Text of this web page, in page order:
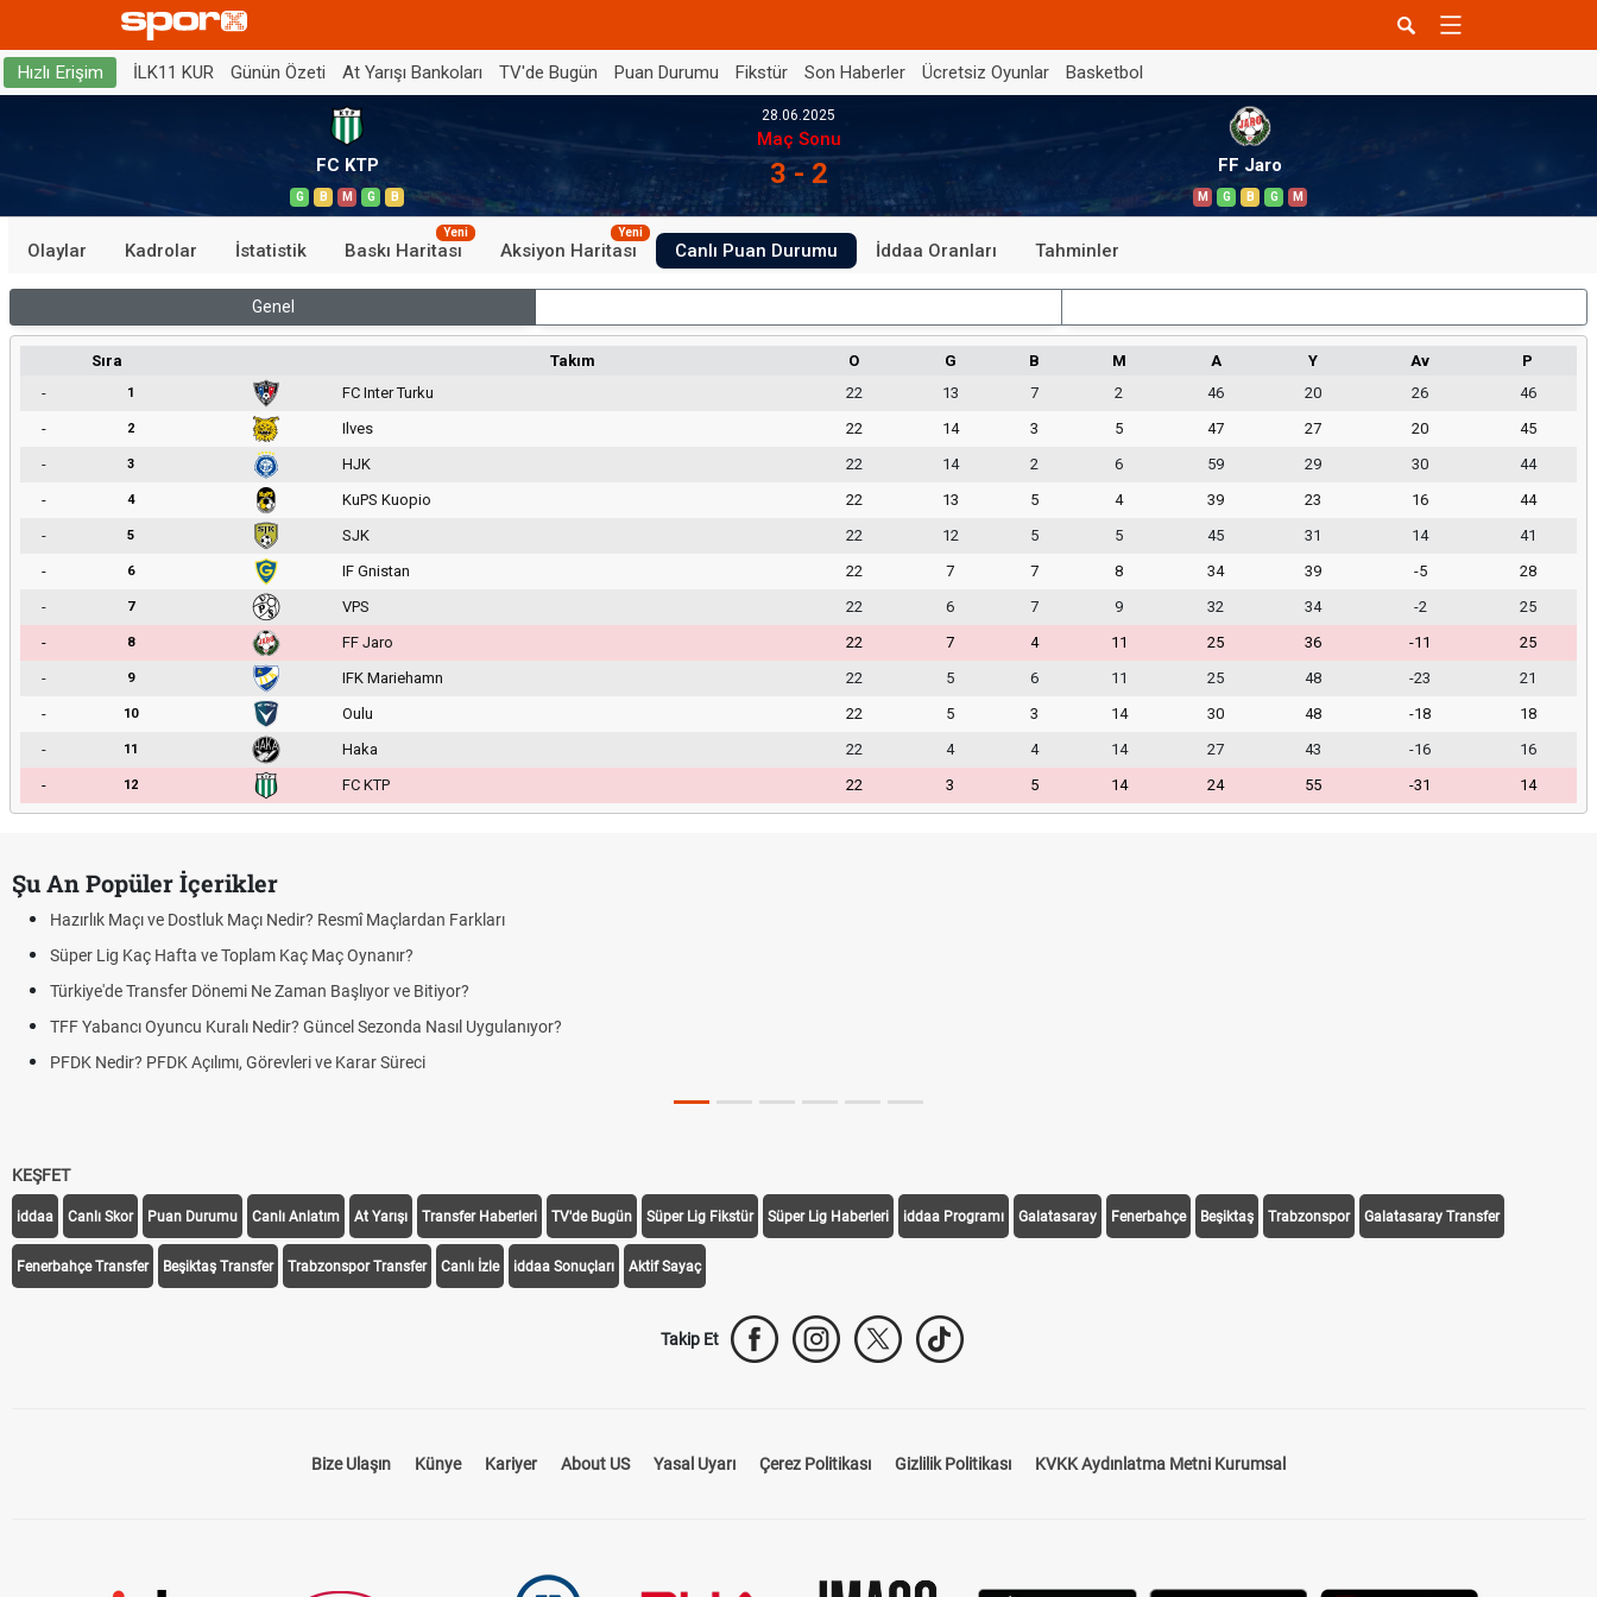
Hızlı Erişim İLK11 KUR Günün Özeti At Yarışı Bankoları TV'de Bugün Puan Durumu Fikstür Son Haberler Ücretsiz Oyunlar Basketbol
FC KTP
G B M G B
28.06.2025
Maç Sonu
3 - 2 FF Jaro
M G B G M
Olaylar Kadrolar İstatistik Baskı Haritası
Yeni
Aksiyon Haritası
Yeni
Canlı Puan Durumu İddaa Oranları Tahminler
Genel
Sıra Takım O G B M A Y Av
P
-
1 FC Inter Turku 22 13 7 2 46 20 26
46
-
2 Ilves 22 14 3 5 47 27 20
45
-
3 HJK 22 14 2 6 59 29 30
44
-
4 KuPS Kuopio 22 13 5 4 39 23 16
44
-
5 SJK 22 12 5 5 45 31 14
41
-
6 IF Gnistan 22 7 7 8 34 39 -5
28
-
7 VPS 22 6 7 9 32 34 -2
25
-
8 FF Jaro 22 7 4 11 25 36 -11
25
-
9 IFK Mariehamn 22 5 6 11 25 48 -23
21
-
10 Oulu 22 5 3 14 30 48 -18
18
-
11 Haka 22 4 4 14 27 43 -16
16
-
12 FC KTP 22 3 5 14 24 55 -31 14
Şu An Popüler İçerikler
Hazırlık Maçı ve Dostluk Maçı Nedir? Resmî Maçlardan Farkları
Süper Lig Kaç Hafta ve Toplam Kaç Maç Oynanır?
Türkiye'de Transfer Dönemi Ne Zaman Başlıyor ve Bitiyor?
TFF Yabancı Oyuncu Kuralı Nedir? Güncel Sezonda Nasıl Uygulanıyor?
PFDK Nedir? PFDK Açılımı, Görevleri ve Karar Süreci
KEŞFET
iddaa Canlı Skor Puan Durumu Canlı Anlatım At Yarışı Transfer Haberleri TV'de Bugün Süper Lig Fikstür Süper Lig Haberleri iddaa Programı Galatasaray Fenerbahçe Beşiktaş Trabzonspor Galatasaray Transfer
Fenerbahçe Transfer Beşiktaş Transfer Trabzonspor Transfer Canlı İzle iddaa Sonuçları Aktif Sayaç
Takip Et
Bize Ulaşın Künye Kariyer About US Yasal Uyarı Çerez Politikası Gizlilik Politikası KVKK Aydınlatma Metni Kurumsal